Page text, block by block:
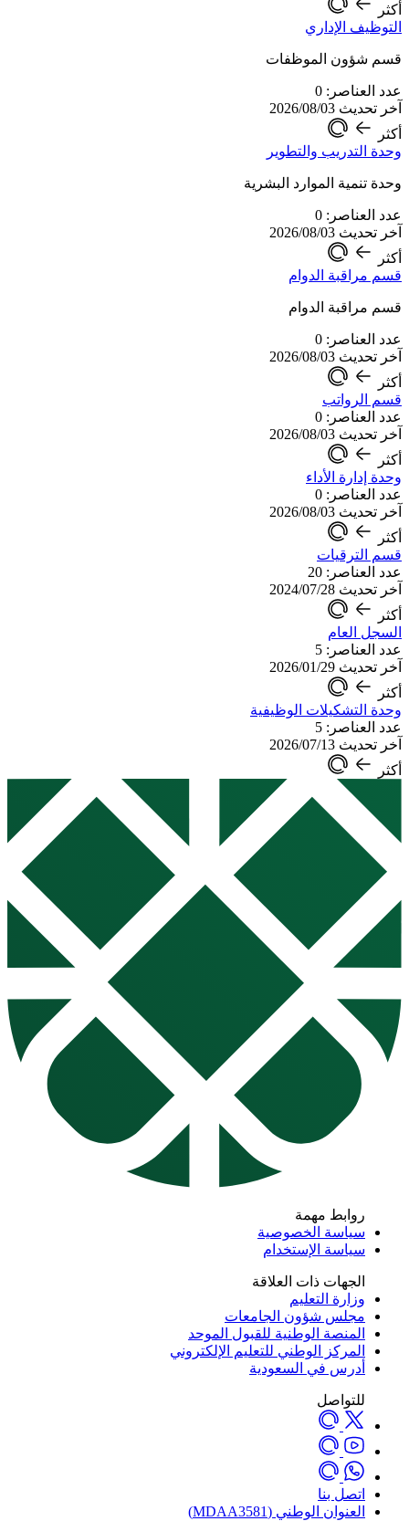
أكثر
التوظيف الإداري
قسم شؤون الموظفات
عدد العناصر: 0
آخر تحديث 2026/08/03
أكثر
وحدة التدريب والتطوير
وحدة تنمية الموارد البشرية
عدد العناصر: 0
آخر تحديث 2026/08/03
أكثر
قسم مراقبة الدوام
قسم مراقبة الدوام
عدد العناصر: 0
آخر تحديث 2026/08/03
أكثر
قسم الرواتب
عدد العناصر: 0
آخر تحديث 2026/08/03
أكثر
وحدة إدارة الأداء
عدد العناصر: 0
آخر تحديث 2026/08/03
أكثر
قسم الترقيات
عدد العناصر: 20
آخر تحديث 2024/07/28
أكثر
السجل العام
عدد العناصر: 5
آخر تحديث 2026/01/29
أكثر
وحدة التشكيلات الوظيفية
عدد العناصر: 5
آخر تحديث 2026/07/13
أكثر
روابط مهمة
سياسة الخصوصية
سياسة الإستخدام
الجهات ذات العلاقة
وزارة التعليم
مجلس شؤون الجامعات
المنصة الوطنية للقبول الموحد
المركز الوطني للتعليم الإلكتروني
أدرس في السعودية
للتواصل
اتصل بنا
العنوان الوطني (MDAA3581)